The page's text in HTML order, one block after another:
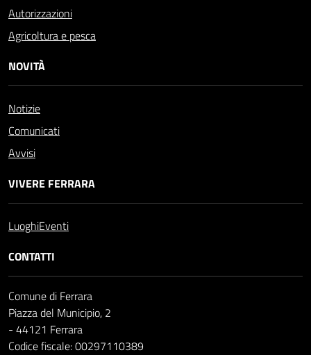
Autorizzazioni
Agricoltura e pesca
NOVITÀ
Notizie
Comunicati
Avvisi
VIVERE FERRARA
LuoghiEventi
CONTATTI
Comune di Ferrara
Piazza del Municipio, 2
- 44121 Ferrara
Codice fiscale: 00297110389